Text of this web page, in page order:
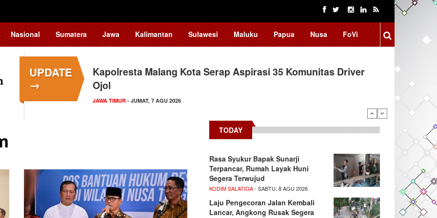
Nasional Sumatera Jawa Kalimantan Sulawesi Maluku Papua Nusa FoVi
UPDATE
→
Kapolresta Malang Kota Serap Aspirasi 35 Komunitas Driver
Ojol
JAWA TIMUR - JUMAT, 7 AGU 2026
TODAY
Rasa Syukur Bapak Sunarji
Terpancar, Rumah Layak Huni
Segera Terwujud
KODIM SALATIGA- SABTU, 8 AGU 2026
Laju Pengecoran Jalan Kembali
Lancar, Angkong Rusak Segera